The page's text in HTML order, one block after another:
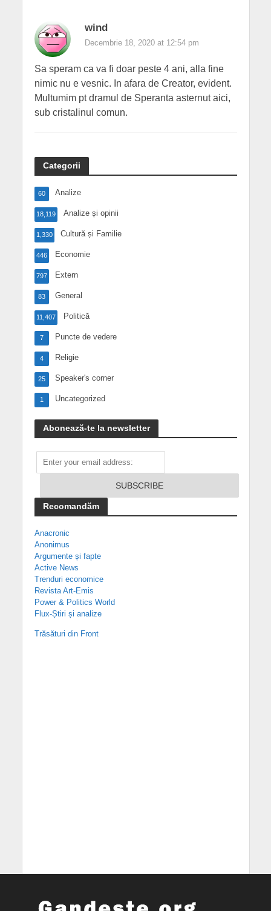
wind
Decembrie 18, 2020 at 12:54 pm
Sa speram ca va fi doar peste 4 ani, alla fine
nimic nu e vesnic. In afara de Creator, evident.
Multumim pt dramul de Speranta asternut aici,
sub cristalinul comun.
Categorii
Analize
60
Analize și opinii
18,119
Cultură și Familie
1,330
Economie
446
Extern
797
General
83
Politică
11,407
Puncte de vedere
7
Religie
4
Speaker's corner
25
Uncategorized
1
Abonează-te la newsletter
Recomandăm
Anacronic
Anonimus
Argumente și fapte
Active News
Trenduri economice
Revista Art-Emis
Power & Politics World
Flux-Știri și analize
Trăsături din Front